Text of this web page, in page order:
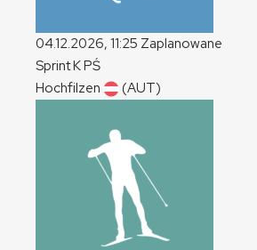
04.12.2026, 11:25 Zaplanowane
SprintKPŚ
Hochfilzen
(AUT)